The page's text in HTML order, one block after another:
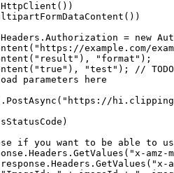
= new
example.com/
"format");
"test"); //
parameters here
if you want to be able to
amz-